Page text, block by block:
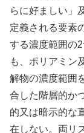
らに好ましい」
定義される要素
する濃度範囲の
も、ポリアミン
解物の濃度範囲
合した階層的か
的又は暗示的な
在しない。両リ